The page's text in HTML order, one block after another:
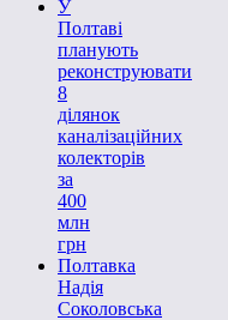
У
Полтаві
планують
реконструювати
8
ділянок
каналізаційних
колекторів
за
400
млн
грн
Полтавка
Надія
Соколовська